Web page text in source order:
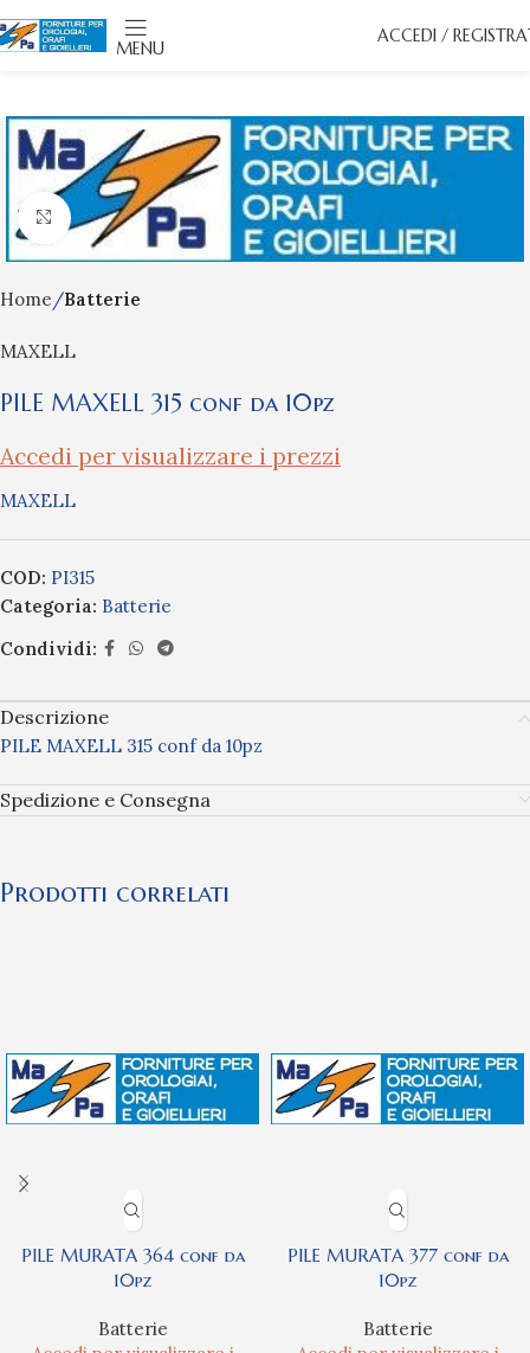
MENU
ACCEDI /
Click to enlarge
Home Batterie
MAXELL
PILE MAXELL 315 conf da 10pz
Accedi per visualizzare i prezzi
MAXELL
COD: PI315
Categoria: Batterie
Condividi:
Descrizione
PILE MAXELL 315 conf da 10pz
Spedizione e Consegna
Prodotti correlati
PILE MURATA 364 conf da
10pz
Batterie
PILE MURATA 377 conf da
10pz
Batterie